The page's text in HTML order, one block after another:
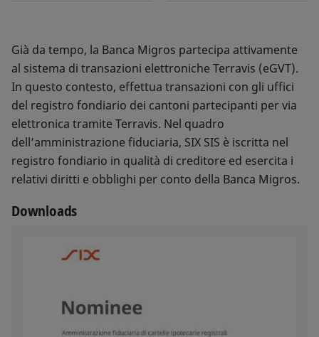
Già da tempo, la Banca Migros partecipa attivamente
al sistema di transazioni elettroniche Terravis (eGVT).
In questo contesto, effettua transazioni con gli uffici
del registro fondiario dei cantoni partecipanti per via
elettronica tramite Terravis. Nel quadro
dell’amministrazione fiduciaria, SIX SIS è iscritta nel
registro fondiario in qualità di creditore ed esercita i
relativi diritti e obblighi per conto della Banca Migros.
Downloads